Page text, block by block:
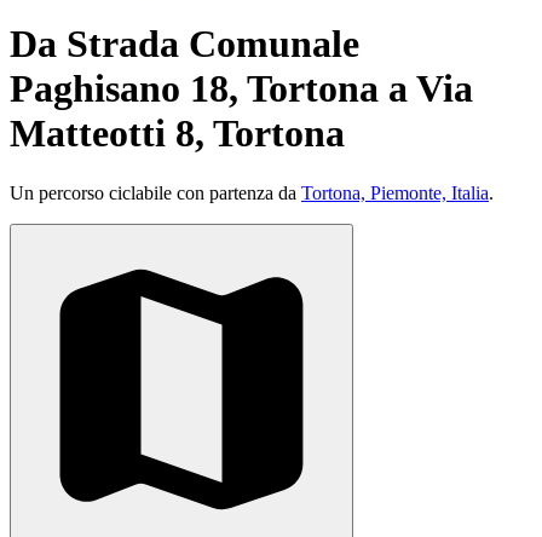
Da Strada Comunale
Paghisano 18, Tortona a Via
Matteotti 8, Tortona
Un percorso ciclabile con partenza da Tortona, Piemonte, Italia.